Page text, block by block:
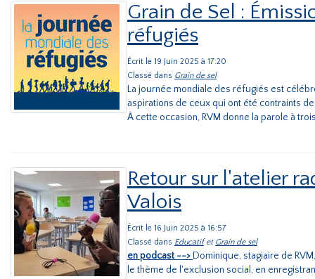
Grain de Sel :
réfugiés
Écrit le 19 Juin 2025 à 17:20
Classé dans Grain de sel
La journée mondiale des réfugiés est
aspirations de ceux qui ont été contraints
À cette occasion, RVM donne la parole à
Retour sur l'atelier
Valois
Écrit le 16 Juin 2025 à 16:57
Classé dans Educatifet Grain de sel
en podcast --> Dominique, stagiaire de
le thème de l'exclusion social, en